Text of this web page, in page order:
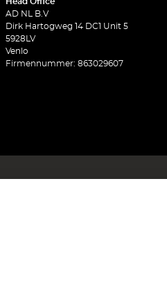
AD NL B.V
Dirk Hartogweg 14 DC1 Unit 5
5928LV
Venlo
Firmennummer: 863029607